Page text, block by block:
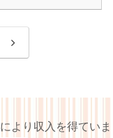
次
より収入を得ていま